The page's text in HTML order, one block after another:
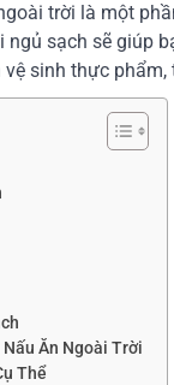
trời là một
ngủ sạch sẽ
sinh thực
Ăn Ngoài Trời
Thể